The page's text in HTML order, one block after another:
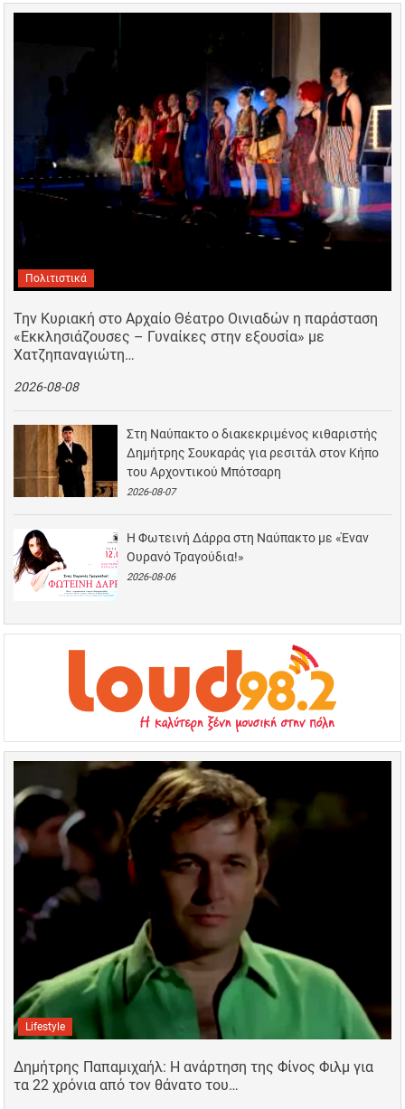
Πολιτιστικά
Την Κυριακή στο Αρχαίο Θέατρο Οινιαδών η παράσταση
«Εκκλησιάζουσες – Γυναίκες στην εξουσία» με
Χατζηπαναγιώτη…
2026-08-08
Στη Ναύπακτο ο διακεκριμένος κιθαριστής
Δημήτρης Σουκαράς για ρεσιτάλ στον Κήπο
του Αρχοντικού Μπότσαρη
2026-08-07
Η Φωτεινή Δάρρα στη Ναύπακτο με «Έναν
Ουρανό Τραγούδια!»
2026-08-06
Lifestyle
Δημήτρης Παπαμιχαήλ: Η ανάρτηση της Φίνος Φιλμ για
τα 22 χρόνια από τον θάνατο του…